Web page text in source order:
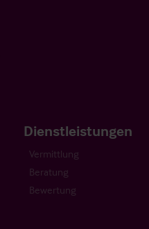
Dienstleistungen
Vermittlung
Beratung
Bewertung